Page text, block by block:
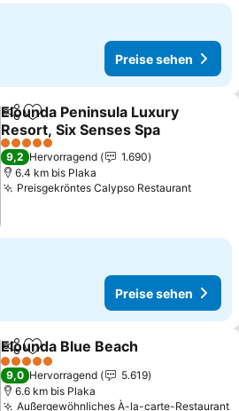
Preise sehen
TeilenZu Favoriten hinzufügen
Elounda Peninsula Luxury
Resort, Six Senses Spa
Preise sehen
5 Sterne
9,2 Hervorragend
1.690
6.4 km bis Plaka
Preisgekröntes Calypso RestaurantPreise
Preise sehen
TeilenZu Favoriten hinzufügen
Elounda Blue Beach
5 Sterne
9,0 Hervorragend
5.619
6.6 km bis Plaka
Außergewöhnliches À-la-carte-Restaurant